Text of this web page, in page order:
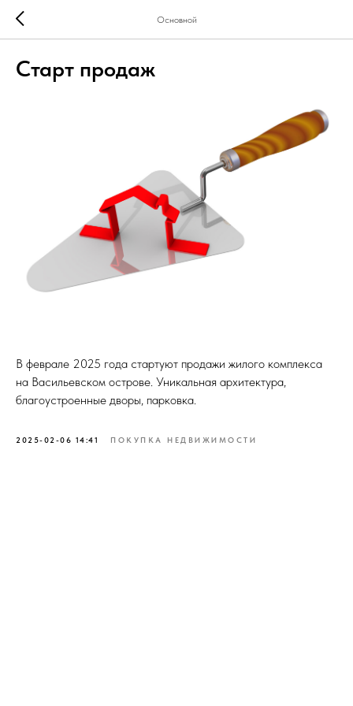
Основной
Старт продаж
В феврале 2025 года стартуют продажи жилого комплекса
на Васильевском острове. Уникальная архитектура,
благоустроенные дворы, парковка.
2025-02-06 14:41 ПОКУПКА НЕДВИЖИМОСТИ